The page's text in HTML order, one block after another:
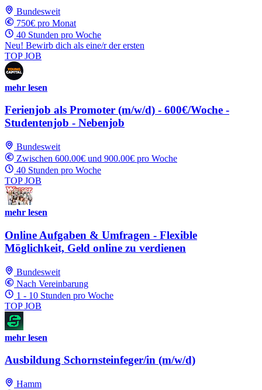
Bundesweit
750€ pro Monat
40 Stunden pro Woche
Neu! Bewirb dich als eine/r der ersten
TOP JOB
mehr lesen
Ferienjob als Promoter (m/w/d) - 600€/Woche -
Studentenjob - Nebenjob
Bundesweit
Zwischen 600.00€ und 900.00€ pro Woche
40 Stunden pro Woche
TOP JOB
mehr lesen
Online Aufgaben & Umfragen - Flexible
Möglichkeit, Geld online zu verdienen
Bundesweit
Nach Vereinbarung
1 - 10 Stunden pro Woche
TOP JOB
mehr lesen
Ausbildung Schornsteinfeger/in (m/w/d)
Hamm